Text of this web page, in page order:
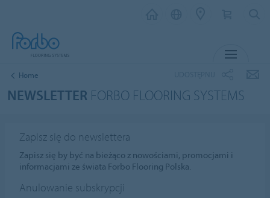
Home
NEWSLETTER FORBO FLOORING SYSTEMS
Zapisz się do newslettera
Zapisz się by być na bieżąco z nowościami, promocjami i
informacjami ze świata Forbo Flooring Polska.
Anulowanie subskrypcji